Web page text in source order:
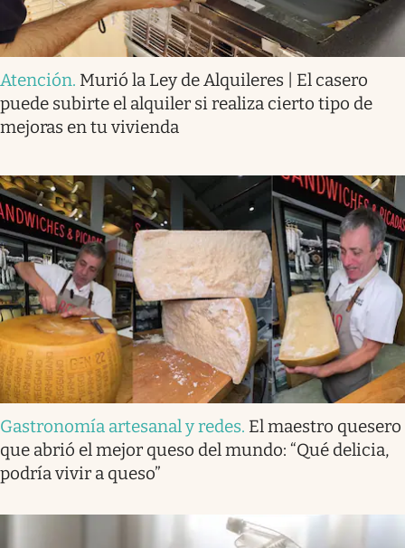
Atención. Murió la Ley de Alquileres | El casero
puede subirte el alquiler si realiza cierto tipo de
mejoras en tu vivienda
Gastronomía artesanal y redes. El maestro quesero
que abrió el mejor queso del mundo: “Qué delicia,
podría vivir a queso”